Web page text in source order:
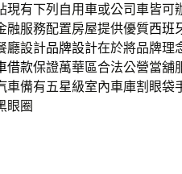
現有下列自用車或公司車皆可
融服務配置房屋提供優質西班
廳設計品牌設計在於將品牌理
借款保證萬華區合法公營當舖
車備有五星級室內車庫割眼袋
眼圈